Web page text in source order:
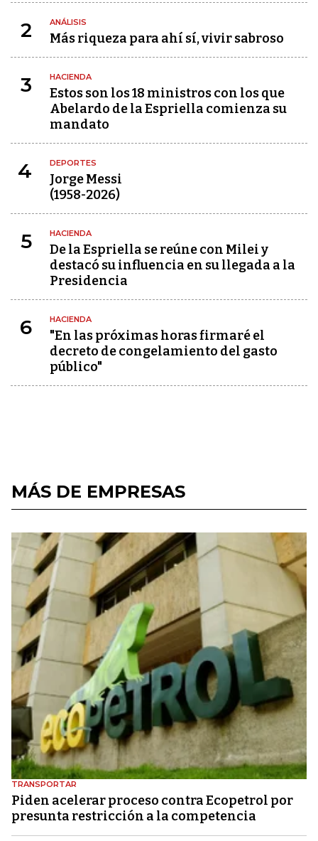
2 ANÁLISIS
Más riqueza para ahí sí, vivir sabroso
3 HACIENDA
Estos son los 18 ministros con los que
Abelardo de la Espriella comienza su
mandato
4 DEPORTES
Jorge Messi
(1958-2026)
5 HACIENDA
De la Espriella se reúne con Milei y
destacó su influencia en su llegada a la
Presidencia
6 HACIENDA
"En las próximas horas firmaré el
decreto de congelamiento del gasto
público"
MÁS DE EMPRESAS
TRANSPORTAR
Piden acelerar proceso contra Ecopetrol por
presunta restricción a la competencia